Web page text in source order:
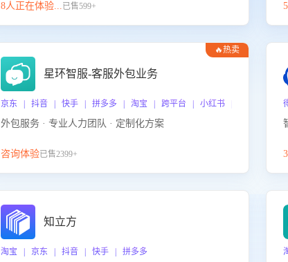
8人正在体验...已售599+
🔥热卖
星环智服-客服外包业务
京东 | 抖音 | 快手 | 拼多多 | 淘宝 | 跨平台 | 小红书 | 得物 | 企业
外包服务 · 专业人力团队 · 定制化方案
咨询体验已售2399+
知立方
淘宝 | 京东 | 抖音 | 快手 | 拼多多